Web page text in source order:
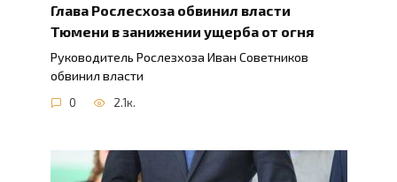
Глава Рослесхоза обвинил власти
Тюмени в занижении ущерба от огня
Руководитель Рослезхоза Иван Советников
обвинил власти
0 2.1к.